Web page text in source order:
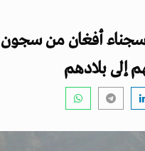
عن 209 سجناء أفغان من سجون
إلى بلادهم